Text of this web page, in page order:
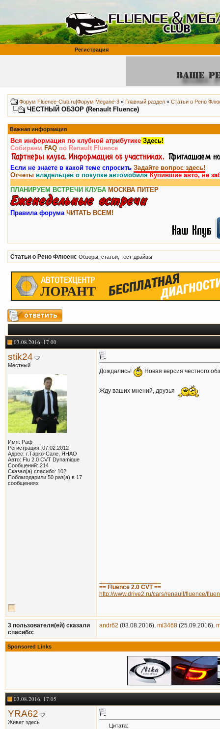
Регистрация
Форум Fluence-Club.ru|Форум Megane-3 « Главный раздел « Статьи о Рено
ЧЕСТНЫЙ ОБЗОР (Renault Fluence)
Важная информация
Вся информация по клубной атрибутике Здесь!
Собираем FAQ по Renault Fluence
Если не знаете в какой теме спросить Задайте вопрос здесь!
Отчеты владельцев о покупке автомобиляКупившие авто, не
ПЛАНИРУЕМ ВСТРЕЧИ КЛУБА МОСКВА ПИТЕР
Правила форума ЧИТАТЬ ВСЕМ!
Статьи о Рено Флюенс Обзоры, статьи, тест-драйвы
03.08.2016, 17:00
stik24
Местный
Имя: Раф
Регистрация: 07.02.2012
Адрес: г.Тарко-Сале, ЯНАО
Авто: Flu 2.0 CVT Dynamique
Сообщений: 214
Сказал(а) спасибо: 102
Поблагодарили 50 раз(а) в 17
сообщениях
Дождались! Новая версия честного
Жду ваших мнений, друзья
== Fluence 2.0 CVT ==
http://www.drive2.ru/cars/renault/fluence/
3 пользователя(ей) сказали
cпасибо:
andr62 (03.08.2016), mi3468 (25.09.2016),
Sponsored Links
03.08.2016, 17:05
YRA62
Живет здесь
Цитата: